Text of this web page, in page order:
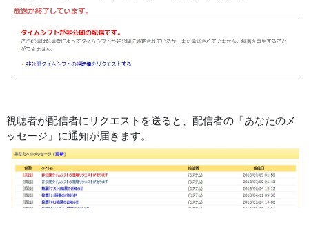
視聴者が配信者にリクエストを送ると、配信者の「あなたのメ
ッセージ」に通知が届きます。